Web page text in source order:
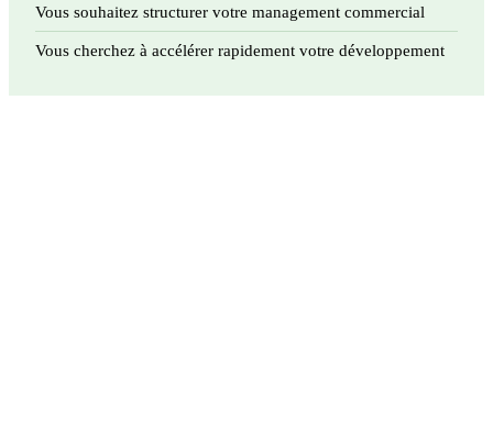
Vous souhaitez structurer votre management commercial
Vous cherchez à accélérer rapidement votre développement